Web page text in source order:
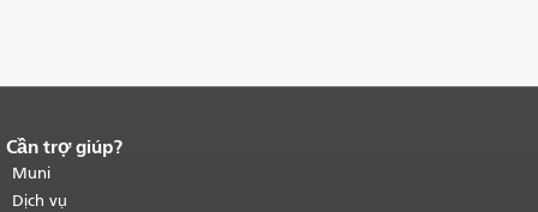
Kết thúc nội dung trang.
của trang này được lặp lại trên mọi
trang.Quay lại đầu trang nội dung
Cần trợ giúp?
Muni
Dịch vụ